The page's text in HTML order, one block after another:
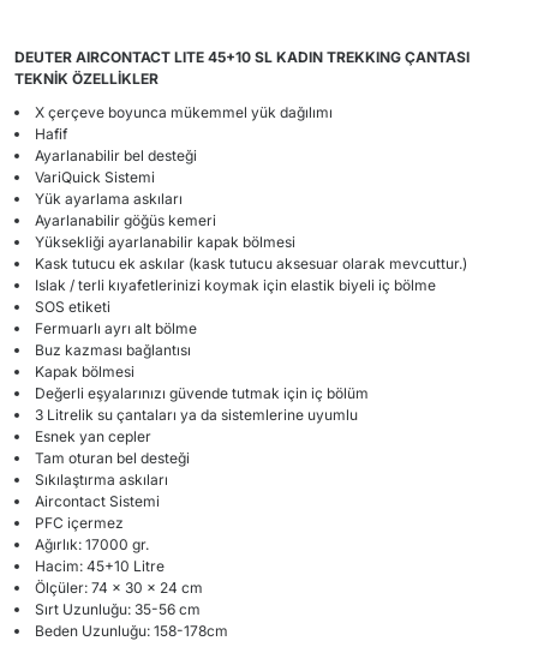
DEUTER AIRCONTACT LITE 45+10 SL KADIN TREKKING ÇANTASI
TEKNİK ÖZELLİKLER
X çerçeve boyunca mükemmel yük dağılımı
Hafif
Ayarlanabilir bel desteği
VariQuick Sistemi
Yük ayarlama askıları
Ayarlanabilir göğüs kemeri
Yüksekliği ayarlanabilir kapak bölmesi
Kask tutucu ek askılar (kask tutucu aksesuar olarak mevcuttur.)
Islak / terli kıyafetlerinizi koymak için elastik biyeli iç bölme
SOS etiketi
Fermuarlı ayrı alt bölme
Buz kazması bağlantısı
Kapak bölmesi
Değerli eşyalarınızı güvende tutmak için iç bölüm
3 Litrelik su çantaları ya da sistemlerine uyumlu
Esnek yan cepler
Tam oturan bel desteği
Sıkılaştırma askıları
Aircontact Sistemi
PFC içermez
Ağırlık: 17000 gr.
Hacim: 45+10 Litre
Ölçüler: 74 x 30 x 24 cm
Sırt Uzunluğu: 35-56 cm
Beden Uzunluğu: 158-178cm